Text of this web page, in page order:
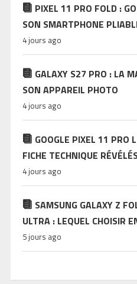
PIXEL 11 PRO FOLD :
SON SMARTPHONE
4 jours ago
GALAXY S27 PRO : LA
SON APPAREIL PHOTO
4 jours ago
GOOGLE PIXEL 11 PRO
FICHE TECHNIQUE
4 jours ago
SAMSUNG GALAXY Z
ULTRA : LEQUEL CHOISIR
5 jours ago